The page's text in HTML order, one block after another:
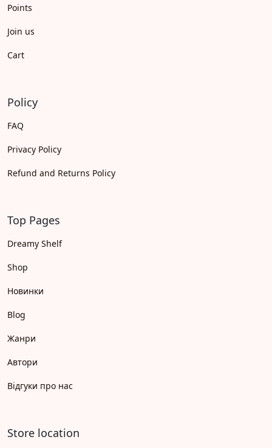
Points
Join us
Cart
Policy
FAQ
Privacy Policy
Refund and Returns Policy
Top Pages
Dreamy Shelf
Shop
Новинки
Blog
Жанри
Автори
Відгуки про нас
Store location